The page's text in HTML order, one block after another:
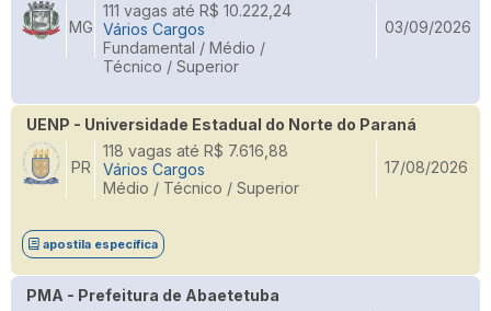
MG
111 vagas até R$ 10.222,24
Vários Cargos
Fundamental / Médio /
Técnico / Superior
03/09/2026
UENP - Universidade Estadual do Norte do Paraná
PR
118 vagas até R$ 7.616,88
Vários Cargos
Médio / Técnico / Superior
17/08/2026
apostila específica
PMA - Prefeitura de Abaetetuba